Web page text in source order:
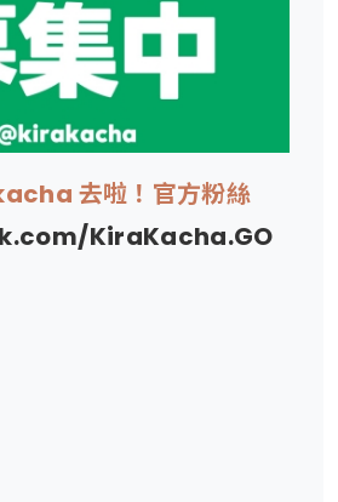
去啦！官方粉絲
KiraKacha.GO